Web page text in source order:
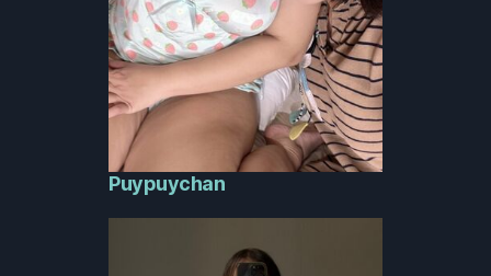
Puypuychan